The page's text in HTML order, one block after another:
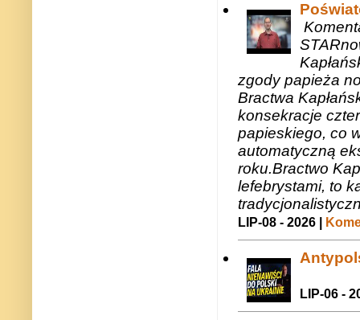
zgody papieża
Bractwa
konsekracje
papieskiego, co
automatyczną
roku.Bractwo
lefebrystami, to
LIP-08 - 2026 |
LIP-06 -